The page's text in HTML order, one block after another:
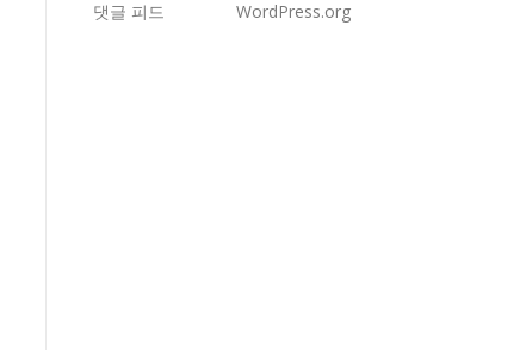
댓글 피드
WordPress.org